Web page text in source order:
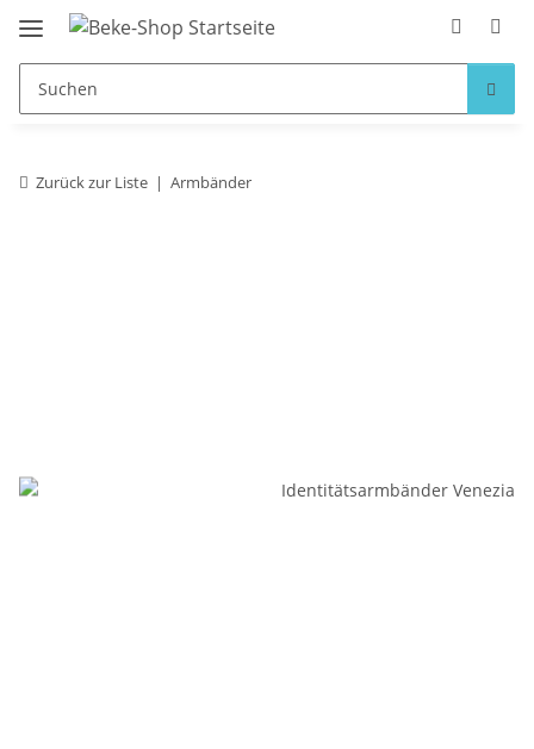
Zurück zur Liste Armbänder